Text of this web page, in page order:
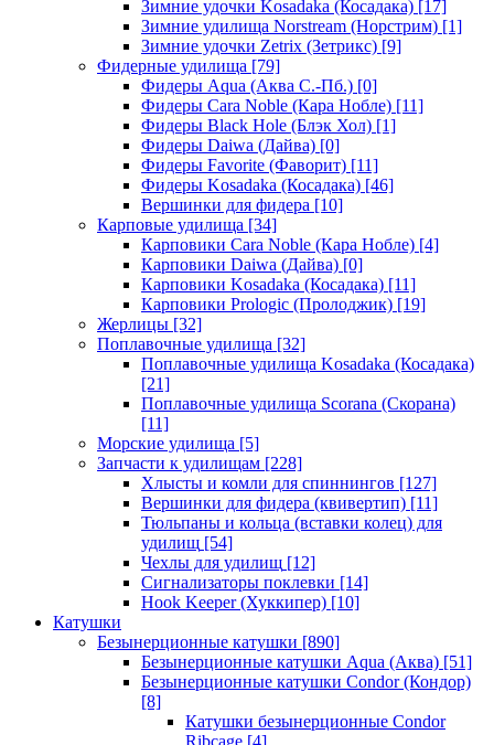
Зимние удочки Kosadaka (Косадака) [17]
Зимние удилища Norstream (Норстрим) [1]
Зимние удочки Zetrix (Зетрикс) [9]
Фидерные удилища [79]
Фидеры Aqua (Аква С.-Пб.) [0]
Фидеры Cara Noble (Кара Нобле) [11]
Фидеры Black Hole (Блэк Хол) [1]
Фидеры Daiwa (Дайва) [0]
Фидеры Favorite (Фаворит) [11]
Фидеры Kosadaka (Косадака) [46]
Вершинки для фидера [10]
Карповые удилища [34]
Карповики Cara Noble (Кара Нобле) [4]
Карповики Daiwa (Дайва) [0]
Карповики Kosadaka (Косадака) [11]
Карповики Prologic (Пролоджик) [19]
Жерлицы [32]
Поплавочные удилища [32]
Поплавочные удилища Kosadaka (Косадака)
[21]
Поплавочные удилища Scorana (Скорана)
[11]
Морские удилища [5]
Запчасти к удилищам [228]
Хлысты и комли для спиннингов [127]
Вершинки для фидера (квивертип) [11]
Тюльпаны и кольца (вставки колец) для
удилищ [54]
Чехлы для удилищ [12]
Сигнализаторы поклевки [14]
Hook Keeper (Хуккипер) [10]
Катушки
Безынерционные катушки [890]
Безынерционные катушки Aqua (Аква) [51]
Безынерционные катушки Condor (Кондор)
[8]
Катушки безынерционные Condor